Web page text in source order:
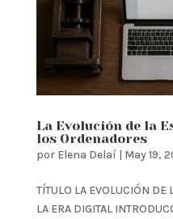
La Evolución de la
los Ordenadores
por Elena Delaí| May 19,
TÍTULO LA EVOLUCIÓN DE
LA ERA DIGITAL